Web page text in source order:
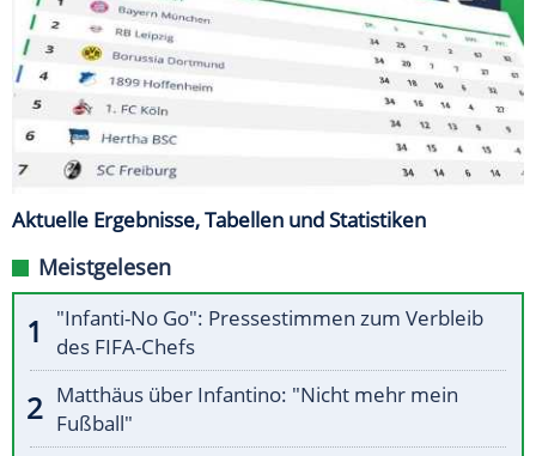
Aktuelle Ergebnisse, Tabellen und Statistiken
Meistgelesen
"Infanti-No Go": Pressestimmen zum Verbleib
des FIFA-Chefs
Matthäus über Infantino: "Nicht mehr mein
Fußball"